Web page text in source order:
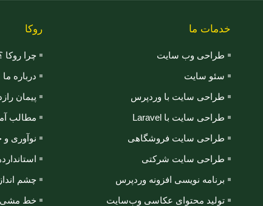
خدمات ما
طراحی وب سایت
سئو سایت
طراحی سایت با وردپرس
طراحی سایت با Laravel
طراحی سایت فروشگاهی
طراحی سایت شرکتی
برنامه نویسی افزونه وردپرس
تولید محتوای عکاسی وب‌سایت
روکا
چرا روکا
درباره ما
پیمان
مطالب
نوآوری و
چشم
خط مشی